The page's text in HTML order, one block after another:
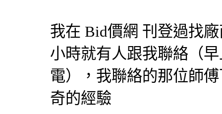
我在 Bid價網 刊登過找
小時就有人跟我聯絡（
電），我聯絡的那位師
奇的經驗